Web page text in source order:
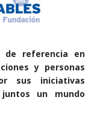
de referencia en
y personas
sus iniciativas
un mundo